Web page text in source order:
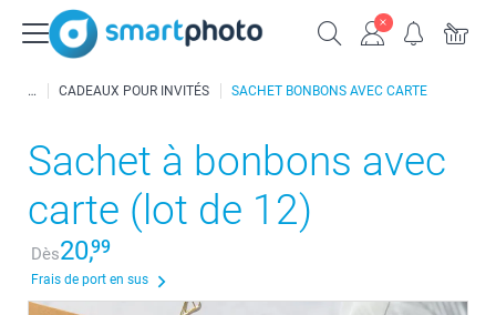
CADEAUX POUR INVITÉS SACHET BONBONS AVEC CARTE
Sachet à bonbons avec
carte (lot de 12)
Dès20,99
Frais de port en sus